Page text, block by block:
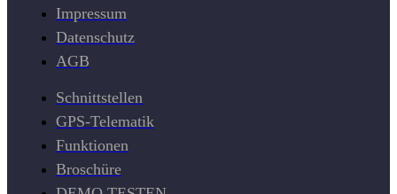
Impressum
Datenschutz
AGB
Schnittstellen
GPS-Telematik
Funktionen
Broschüre